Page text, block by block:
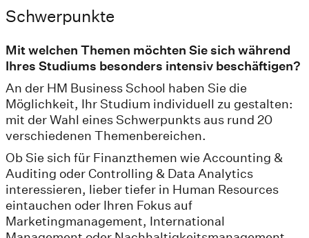
Schwerpunkte
Mit welchen Themen möchten Sie sich während
Ihres Studiums besonders intensiv beschäftigen?
An der HM Business School haben Sie die
Möglichkeit, Ihr Studium individuell zu gestalten:
mit der Wahl eines Schwerpunkts aus rund 20
verschiedenen Themenbereichen.
Ob Sie sich für Finanzthemen wie Accounting &
Auditing oder Controlling & Data Analytics
interessieren, lieber tiefer in Human Resources
eintauchen oder Ihren Fokus auf
Marketingmanagement, International